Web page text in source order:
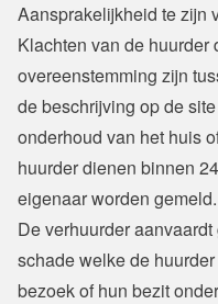
Aansprakelijkheid te zijn
Klachten van de huurder
overeenstemming zijn
de beschrijving op de
onderhoud van het huis
huurder dienen binnen
eigenaar worden gemeld.
De verhuurder
schade welke de
bezoek of hun bezit